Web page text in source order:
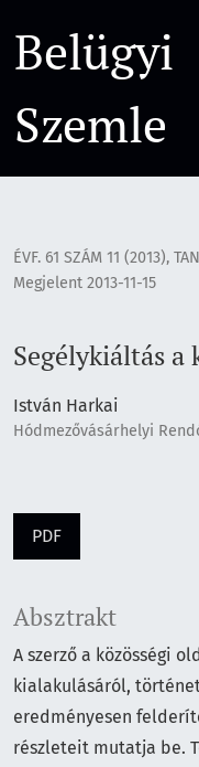
Belügyi
Szemle
ÉVF. 61 SZÁM 11 (2013),
Segélykiáltás a
Megjelent 2013-11-15
István Harkai
Hódmezővásárhelyi
PDF
Absztrakt
A szerző a közösségi
kialakulásáról,
eredményesen
részleteit mutatja be.